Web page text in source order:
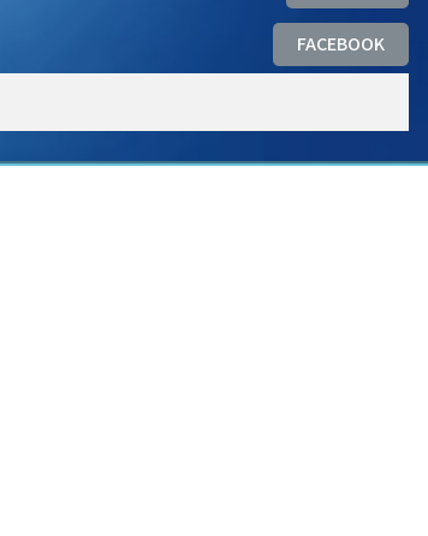
FACEBOOK